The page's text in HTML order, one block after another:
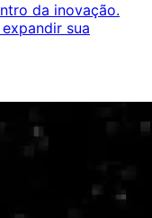
da inovação.
sua